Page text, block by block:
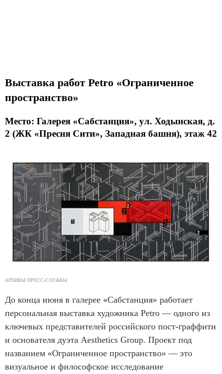
Выставка работ Petro «Ограниченное
пространство»
Место: Галерея «Сабстанция», ул. Ходынская, д.
2 (ЖК «Пресня Сити», Западная башня), этаж 42
АРХИВЫ ПРЕСС-СЛУЖБЫ
До конца июня в галерее «Сабстанция» работает
персональная выставка художника Petro — одного из
ключевых представителей российского пост-граффити
и основателя дуэта Aesthetics Group. Проект под
названием «Ограниченное пространство» — это
визуальное и философское исследование